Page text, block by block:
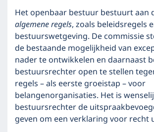
Het openbaar bestuur bestuurt aan
algemene regels, zoals beleidsregels
bestuurswetgeving. De commissie
de bestaande mogelijkheid van
nader te ontwikkelen en daarnaast
bestuursrechter open te stellen
regels – als eerste groeistap – voor
belangenorganisaties. Het is
bestuursrechter de
geven om een verklaring voor recht